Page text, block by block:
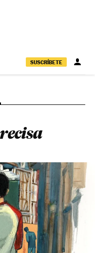
SUSCRÍBETE